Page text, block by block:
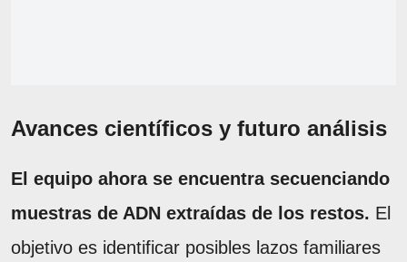
Avances científicos y futuro análisis
El equipo ahora se encuentra secuenciando
muestras de ADN extraídas de los restos. El
objetivo es identificar posibles lazos familiares